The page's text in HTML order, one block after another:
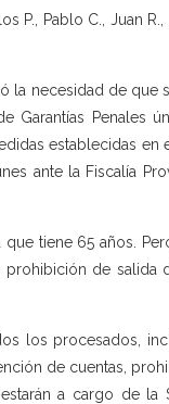
P., Pablo C., Juan R.,
la necesidad de que
Garantías Penales
establecidas en
ante la Fiscalía
tiene 65 años.
de salida
los procesados,
de cuentas,
a cargo de la